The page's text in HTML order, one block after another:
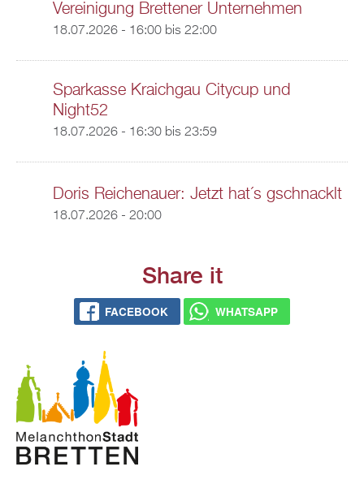
Vereinigung Brettener Unternehmen
18.07.2026 - 16:00bis 22:00
Sparkasse Kraichgau Citycup und
Night52
18.07.2026 - 16:30bis 23:59
Doris Reichenauer: Jetzt hat´s gschnacklt
18.07.2026 - 20:00
Share it
FACEBOOK WHATSAPP